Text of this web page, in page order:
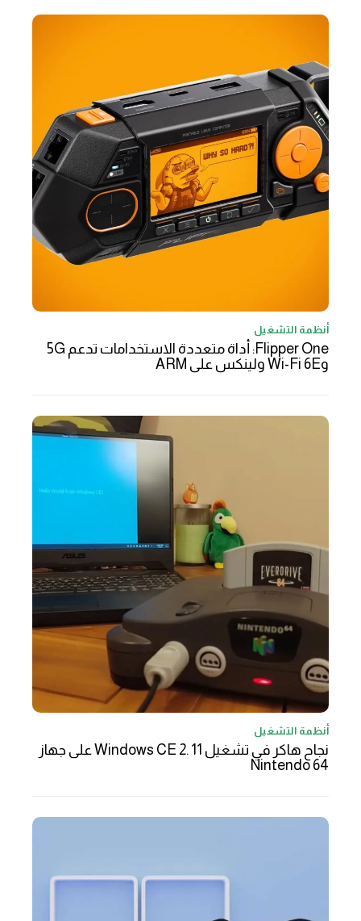
أنظمة التشغيل
Flipper One: أداة متعددة الاستخدامات تدعم 5G
وWi-Fi 6E ولينكس على ARM
أنظمة التشغيل
نجاح هاكر في تشغيل Windows CE 2. 11 على جهاز
Nintendo 64